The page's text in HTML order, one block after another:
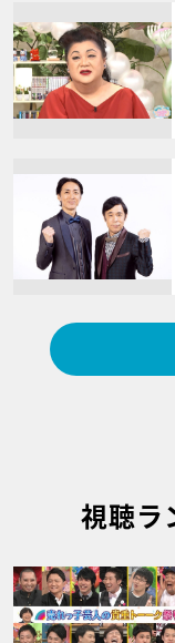
視聴ラ